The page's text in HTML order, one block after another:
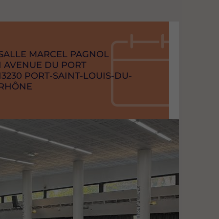
MARCEL PAGNOL
AVENUE DU PORT
VILLE
PORT-SAINT-LOUIS-DU-